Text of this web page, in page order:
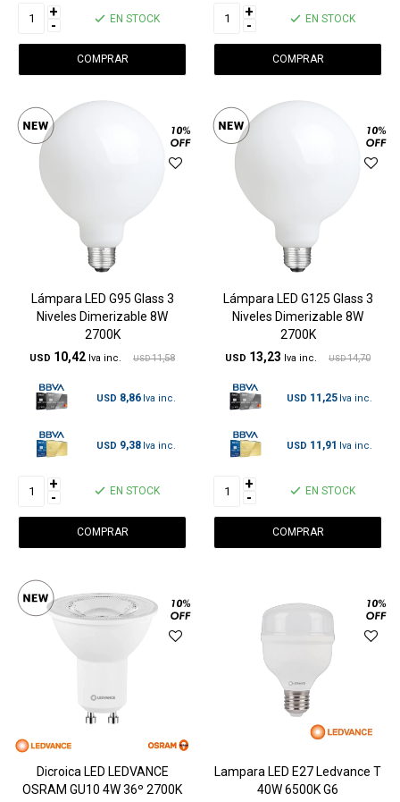
+
- EN STOCK +
- EN STOCK
Lámpara LED G95 Glass 3
Niveles Dimerizable 8W
2700K
USD 10,42 USD 11,58
USD 8,86
USD 9,38
+
- EN STOCK
Lámpara LED G125 Glass 3
Niveles Dimerizable 8W
2700K
USD 13,23 USD 14,70
USD 11,25
USD 11,91
+
- EN STOCK
Dicroica LED LEDVANCE
OSRAM GU10 4W 36º 2700K
Lampara LED E27 Ledvance T
40W 6500K G6